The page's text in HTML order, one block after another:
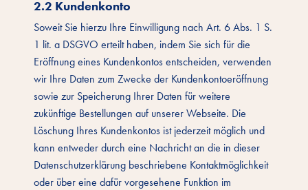
2.2 Kundenkonto
Soweit Sie hierzu Ihre Einwilligung nach Art. 6 Abs. 1 S.
1 lit. a DSGVO erteilt haben, indem Sie sich für die
Eröffnung eines Kundenkontos entscheiden, verwenden
wir Ihre Daten zum Zwecke der Kundenkontoeröffnung
sowie zur Speicherung Ihrer Daten für weitere
zukünftige Bestellungen auf unserer Webseite. Die
Löschung Ihres Kundenkontos ist jederzeit möglich und
kann entweder durch eine Nachricht an die in dieser
Datenschutzerklärung beschriebene Kontaktmöglichkeit
oder über eine dafür vorgesehene Funktion im